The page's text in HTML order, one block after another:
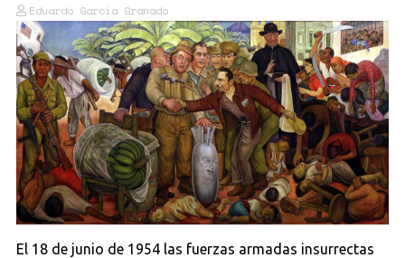
Eduardo García Granado
El 18 de junio de 1954 las fuerzas armadas insurrectas